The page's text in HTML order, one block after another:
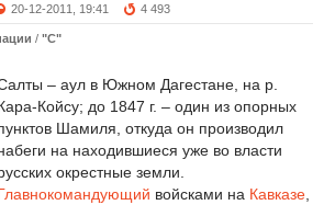
20-12-2011, 19:41 4 493
/ "С"
– аул в Южном Дагестане, на р.
Койсу; до 1847 г. – один из опорных
Шамиля, откуда он производил
на находившиеся уже во власти
окрестные земли.
войсками на Кавказе,